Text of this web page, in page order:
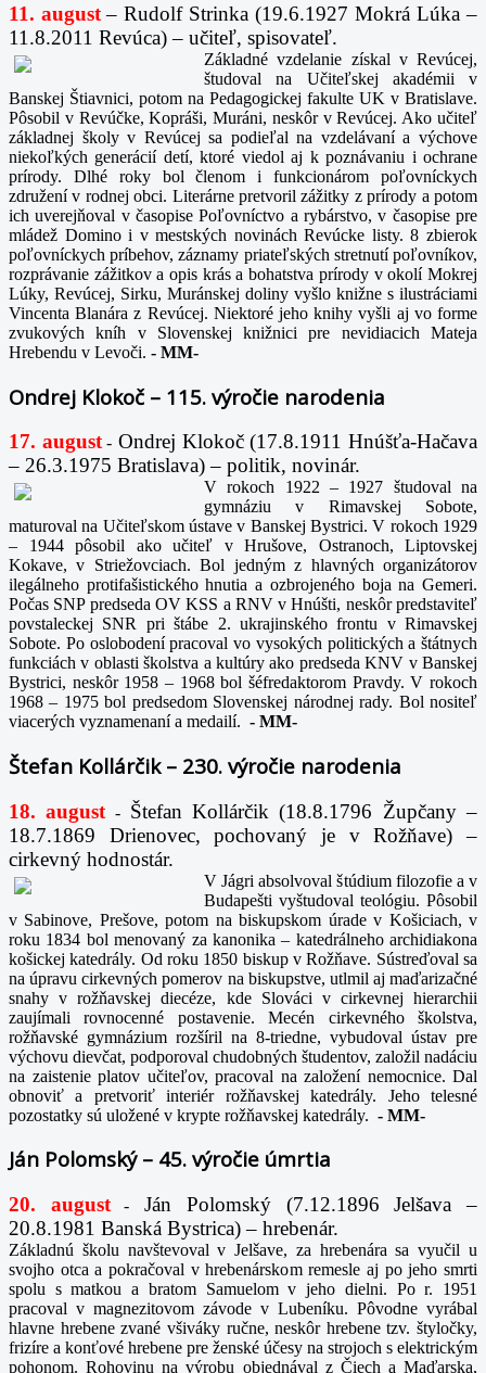
11. august – Rudolf Strinka (19.6.1927 Mokrá Lúka –
11.8.2011 Revúca) – učiteľ, spisovateľ.
Základné vzdelanie získal v Revúcej,
študoval na Učiteľskej akadémii v
Banskej Štiavnici, potom na Pedagogickej fakulte UK v Bratislave.
Pôsobil v Revúčke, Kopráši, Muráni, neskôr v Revúcej. Ako učiteľ
základnej školy v Revúcej sa podieľal na vzdelávaní a výchove
niekoľkých generácií detí, ktoré viedol aj k poznávaniu i ochrane
prírody. Dlhé roky bol členom i funkcionárom poľovníckych
združení v rodnej obci. Literárne pretvoril zážitky z prírody a potom
ich uverejňoval v časopise Poľovníctvo a rybárstvo, v časopise pre
mládež Domino i v mestských novinách Revúcke listy. 8 zbierok
poľovníckych príbehov, záznamy priateľských stretnutí poľovníkov,
rozprávanie zážitkov a opis krás a bohatstva prírody v okolí Mokrej
Lúky, Revúcej, Sirku, Muránskej doliny vyšlo knižne s ilustráciami
Vincenta Blanára z Revúcej. Niektoré jeho knihy vyšli aj vo forme
zvukových kníh v Slovenskej knižnici pre nevidiacich Mateja
Hrebendu v Levoči. - MM-
Ondrej Klokoč – 115. výročie narodenia
17. august- Ondrej Klokoč (17.8.1911 Hnúšťa-Hačava
– 26.3.1975 Bratislava) – politik, novinár.
V rokoch 1922 – 1927 študoval na
gymnáziu v Rimavskej Sobote,
maturoval na Učiteľskom ústave v Banskej Bystrici. V rokoch 1929
– 1944 pôsobil ako učiteľ v Hrušove, Ostranoch, Liptovskej
Kokave, v Striežovciach. Bol jedným z hlavných organizátorov
ilegálneho protifašistického hnutia a ozbrojeného boja na Gemeri.
Počas SNP predseda OV KSS a RNV v Hnúšti, neskôr predstaviteľ
povstaleckej SNR pri štábe 2. ukrajinského frontu v Rimavskej
Sobote. Po oslobodení pracoval vo vysokých politických a štátnych
funkciách v oblasti školstva a kultúry ako predseda KNV v Banskej
Bystrici, neskôr 1958 – 1968 bol šéfredaktorom Pravdy. V rokoch
1968 – 1975 bol predsedom Slovenskej národnej rady. Bol nositeľ
viacerých vyznamenaní a medailí. - MM-
Štefan Kollárčik – 230. výročie narodenia
18. august -
Štefan Kollárčik (18.8.1796 Župčany –
18.7.1869 Drienovec, pochovaný je v Rožňave) –
cirkevný hodnostár.
V Jágri absolvoval štúdium filozofie a v
Budapešti vyštudoval teológiu. Pôsobil
v Sabinove, Prešove, potom na biskupskom úrade v Košiciach, v
roku 1834 bol menovaný za kanonika – katedrálneho archidiakona
košickej katedrály. Od roku 1850 biskup v Rožňave. Sústreďoval sa
na úpravu cirkevných pomerov na biskupstve, utlmil aj maďarizačné
snahy v rožňavskej diecéze, kde Slováci v cirkevnej hierarchii
zaujímali rovnocenné postavenie. Mecén cirkevného školstva,
rožňavské gymnázium rozšíril na 8-triedne, vybudoval ústav pre
výchovu dievčat, podporoval chudobných študentov, založil nadáciu
na zaistenie platov učiteľov, pracoval na založení nemocnice. Dal
obnoviť a pretvoriť interiér rožňavskej katedrály. Jeho telesné
pozostatky sú uložené v krypte rožňavskej katedrály. - MM-
Ján Polomský – 45. výročie úmrtia
20. august-
Ján Polomský (7.12.1896 Jelšava –
20.8.1981 Banská Bystrica) – hrebenár.
Základnú školu navštevoval v Jelšave, za hrebenára sa vyučil u
svojho otca a pokračoval v hrebenárskom remesle aj po jeho smrti
spolu s matkou a bratom Samuelom v jeho dielni. Po r. 1951
pracoval v magnezitovom závode v Lubeníku. Pôvodne vyrábal
hlavne hrebene zvané všiváky ručne, neskôr hrebene tzv. štyločky,
frizíre a konťové hrebene pre ženské účesy na strojoch s elektrickým
pohonom. Rohovinu na výrobu objednával z Čiech a Maďarska,